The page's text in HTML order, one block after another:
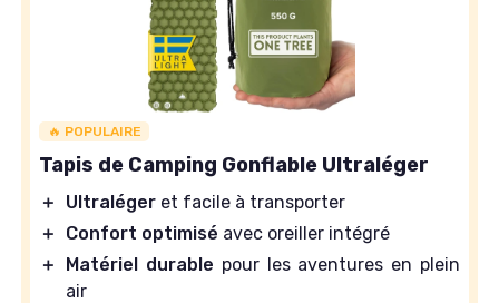
🔥 POPULAIRE
Tapis de Camping Gonflable Ultraléger
＋ Ultraléger et facile à transporter
＋
Confort optimisé avec oreiller intégré
＋
Matériel durable pour les aventures en plein
air